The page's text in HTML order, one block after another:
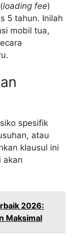
loading fee)
5 tahun. Inilah
mobil tua,
spesifik
atau
klausul ini
akan
2026:
Maksimal